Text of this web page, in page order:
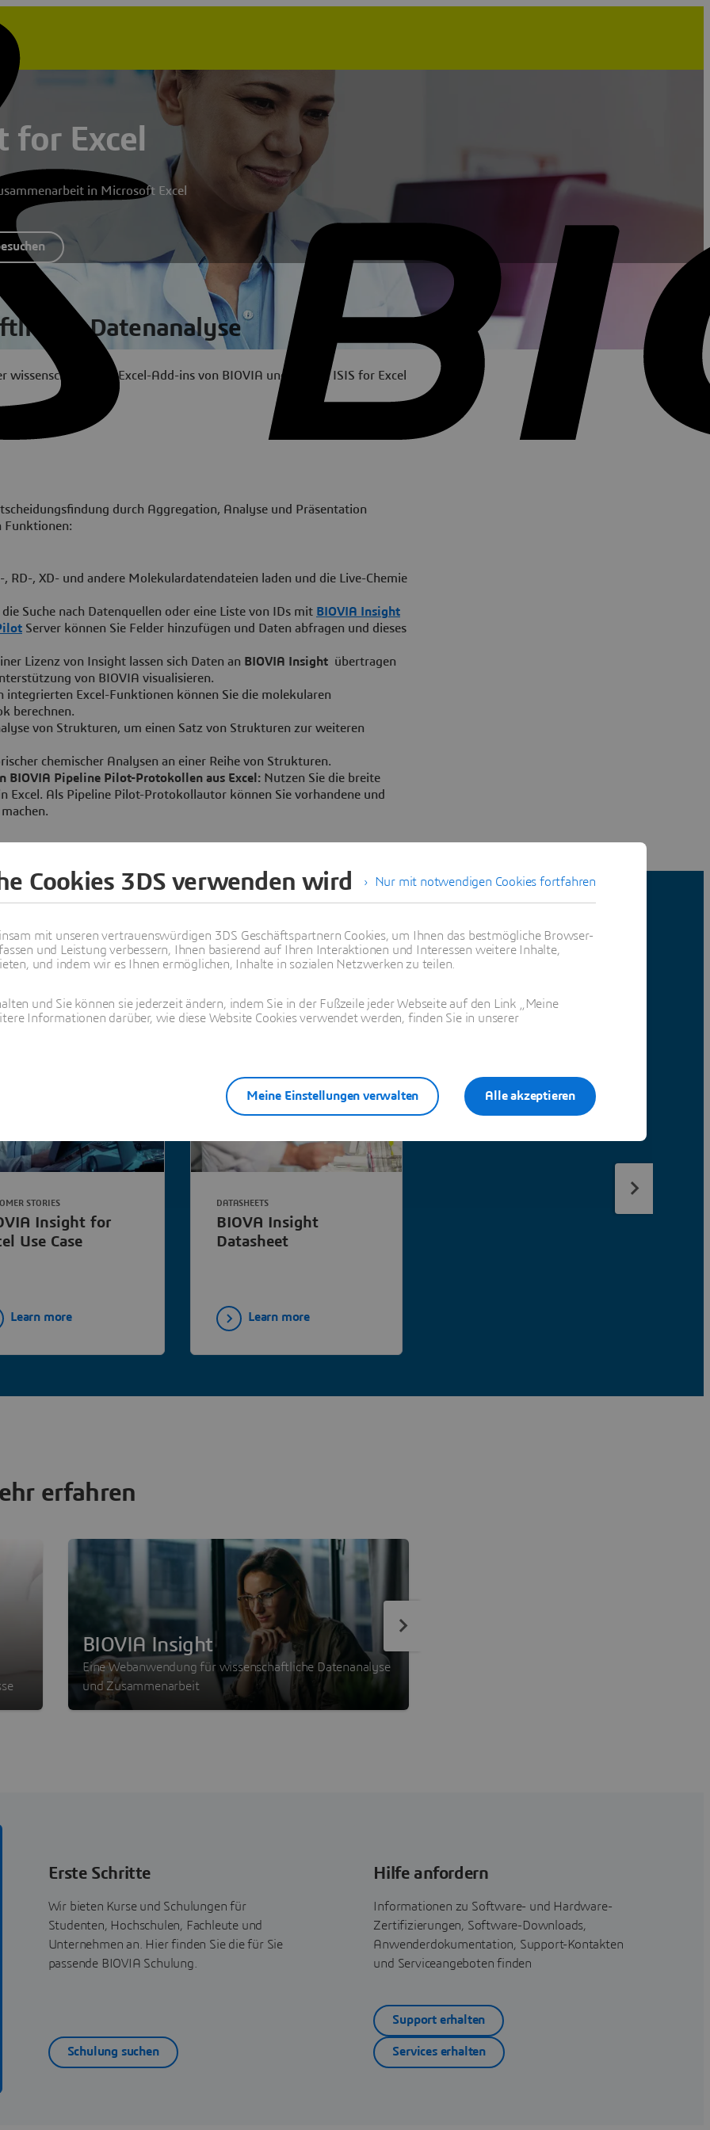
for Excel
in Microsoft Excel
Datenanalyse
wissenschaftlichen Excel-Add-ins von BIOVIA und ersetzt ISIS for Excel
durch Aggregation, Analyse und Präsentation
Funktionen:
, RD-, XD- und andere Molekulardatendateien laden und die Live-Chemie
Suche nach Datenquellen oder eine Liste von IDs mit BIOVIA Insight
Server können Sie Felder hinzufügen und Daten abfragen und dieses
Lizenz von Insight lassen sich Daten an BIOVIA Insight übertragen
von BIOVIA visualisieren.
integrierten Excel-Funktionen können Sie die molekularen
berechnen.
von Strukturen, um einen Satz von Strukturen zur weiteren
chemischer Analysen an einer Reihe von Strukturen.
BIOVIA Pipeline Pilot-Protokollen aus Excel: Nutzen Sie die breite
Excel. Als Pipeline Pilot-Protokollautor können Sie vorhandene und
Beginnen Sie Ihre Reise
Sie die wissenschaftliche Datenverarbeitung mit BIOVIA Insight for Excel.
Insight for
Use Case
STORIES
Learn more
BIOVA Insight
Datasheet
DATASHEETS
Learn more
erfahren
BIOVIA Insight
Eine Webanwendung für wissenschaftliche Datenanalyse
und Zusammenarbeit
Erste Schritte
Wir bieten Kurse und Schulungen für
Studenten, Hochschulen, Fachleute und
Unternehmen an. Hier finden Sie die für Sie
passende BIOVIA Schulung.
Schulung suchen
Hilfe anfordern
Informationen zu Software- und Hardware-
Zertifizierungen, Software-Downloads,
Anwenderdokumentation, Support-Kontakten
und Serviceangeboten finden
Support erhalten
Services erhalten
Nur mit notwendigen Cookies fortfahren
Cookies 3DS verwenden wird
mit unseren vertrauenswürdigen 3DS Geschäftspartnern Cookies, um Ihnen das bestmögliche Browser-
und Leistung verbessern, Ihnen basierend auf Ihren Interaktionen und Interessen weitere Inhalte,
und indem wir es Ihnen ermöglichen, Inhalte in sozialen Netzwerken zu teilen.
und Sie können sie jederzeit ändern, indem Sie in der Fußzeile jeder Webseite auf den Link „Meine
Informationen darüber, wie diese Website Cookies verwendet werden, finden Sie in unserer
Alle akzeptieren
Meine Einstellungen verwalten